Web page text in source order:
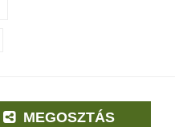
MEGOSZTÁS